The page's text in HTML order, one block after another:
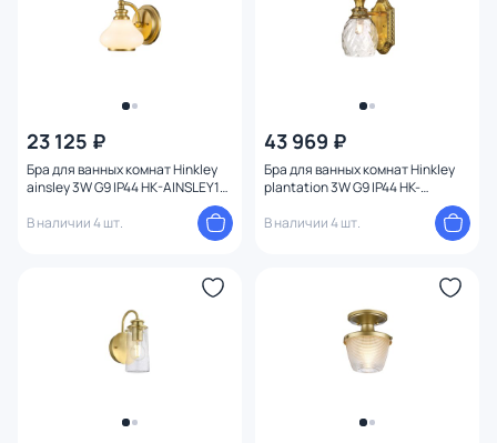
23 125 ₽
Бра для ванных комнат Hinkley
ainsley 3W G9 IP44 HK-AINSLEY1-
В наличии 4 шт.
43 969 ₽
Бра для ванных комнат Hinkley
plantation 3W G9 IP44 HK-
В наличии 4 шт.
Мощность ламп